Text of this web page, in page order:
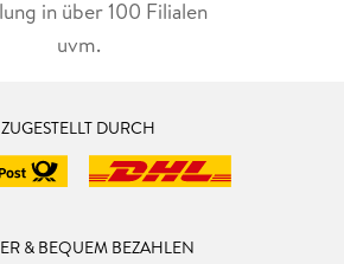
in über 100 Filialen
uvm.
ZUGESTELLT DURCH
& BEQUEM BEZAHLEN